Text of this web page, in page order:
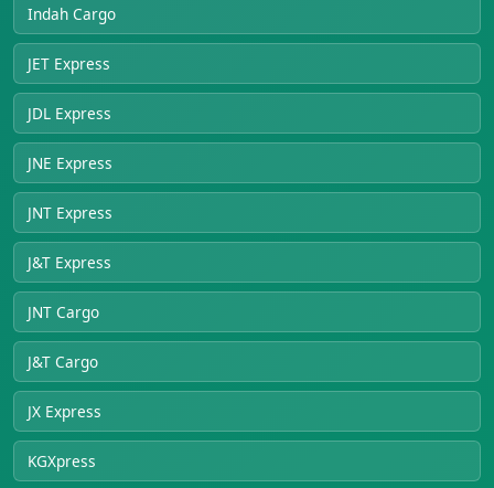
Indah Cargo
JET Express
JDL Express
JNE Express
JNT Express
J&T Express
JNT Cargo
J&T Cargo
JX Express
KGXpress